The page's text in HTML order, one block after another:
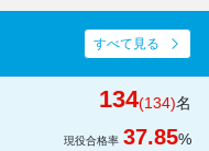
すべて見る
134(134)名
現役合格率 37.85%